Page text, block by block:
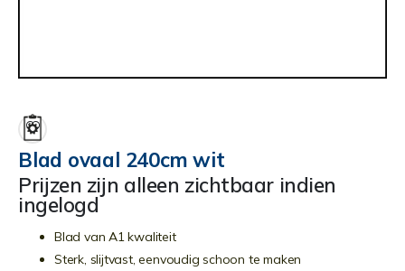
het
begin
van
de
afbeeldingen-
gallerij
Blad ovaal 240cm wit
Prijzen zijn alleen zichtbaar indien
ingelogd
Blad van A1 kwaliteit
Sterk, slijtvast, eenvoudig schoon te maken